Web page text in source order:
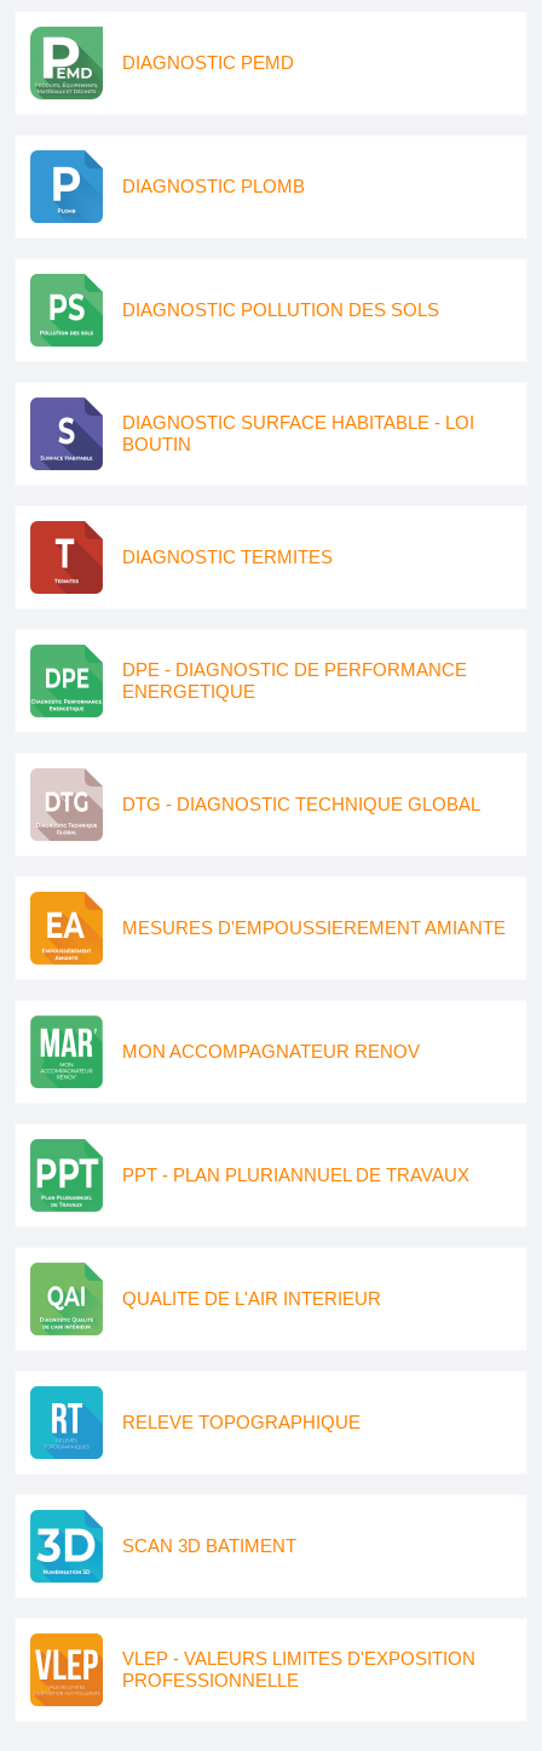
DIAGNOSTIC PEMD
DIAGNOSTIC PLOMB
DIAGNOSTIC POLLUTION DES SOLS
DIAGNOSTIC SURFACE HABITABLE - LOI
BOUTIN
DIAGNOSTIC TERMITES
DPE - DIAGNOSTIC DE PERFORMANCE
ENERGETIQUE
DTG - DIAGNOSTIC TECHNIQUE GLOBAL
MESURES D'EMPOUSSIEREMENT AMIANTE
MON ACCOMPAGNATEUR RENOV
PPT - PLAN PLURIANNUEL DE TRAVAUX
QUALITE DE L'AIR INTERIEUR
RELEVE TOPOGRAPHIQUE
SCAN 3D BATIMENT
VLEP - VALEURS LIMITES D'EXPOSITION
PROFESSIONNELLE